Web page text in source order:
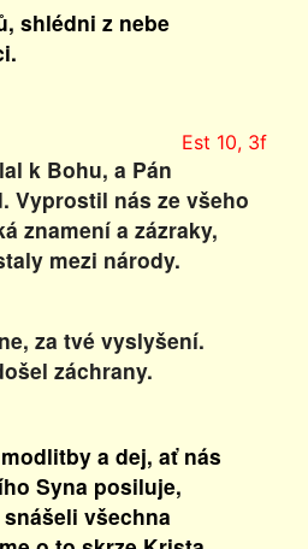
shlédni z nebe
Est 10, 3f
k Bohu, a Pán
Vyprostil nás ze všeho
znamení a zázraky,
mezi národy.
za tvé vyslyšení.
záchrany.
a dej, ať nás
Syna posiluje,
všechna